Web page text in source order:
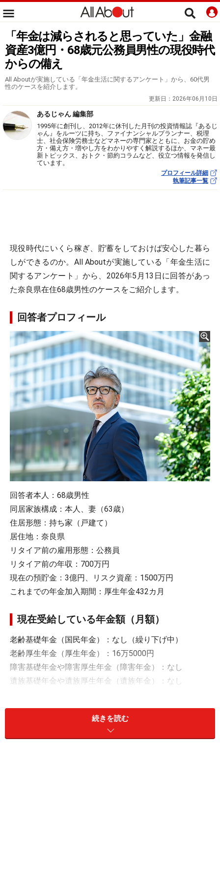
「年金は減らされると思っていた」金融
資産3億円・68歳元公務員男性の現役時代
からの備え
All Aboutが実施している「年金生活に関するアンケート」から、60代男
性のケースを紹介します。
更新日： 2026年06月10日
あるじゃん 編集部
1995年に創刊し、2012年に休刊した月刊の投資情報誌『あるじ
ゃん』をルーツに持ち、ファイナンシャルプランナー、税理
士、社会保険労務士などマネーの専門家とともに、お金の貯め
方・備え方・増やし方をわかりやすく解説するほか、マネー最
新トピックス、おトク・節約コラムなど、役立つ情報を発信し
ています。
プロフィール詳細
執筆記事一覧
現役時代にいくら稼ぎ、貯蓄をしておけば安心した暮ら
しができるのか。All Aboutが実施している「年金生活に
関するアンケート」から、2026年5月13日に回答があっ
た奈良県在住68歳男性のケースをご紹介します。
回答者プロフィール
回答者本人：68歳男性
同居家族構成：本人、妻（63歳）
住居形態：持ち家（戸建て）
居住地：奈良県
リタイア前の雇用形態：公務員
リタイア前の年収：700万円
現在の預貯金：3億円、リスク資産：1500万円
これまでの年金加入期間：厚生年金432カ月
現在受給している年金額（月額）
老齢基礎年金（国民年金）：なし（繰り下げ中）
老齢厚生年金（厚生年金）：16万5000円
障害基礎年金や障害厚生年金（障害年金）：なし
遺族基礎年金や遺族厚生年金（遺族年金）：なし
険240万円（年額）
配偶者の年金や収入：個人年金保険84万円（年額、70歳
続きを読む